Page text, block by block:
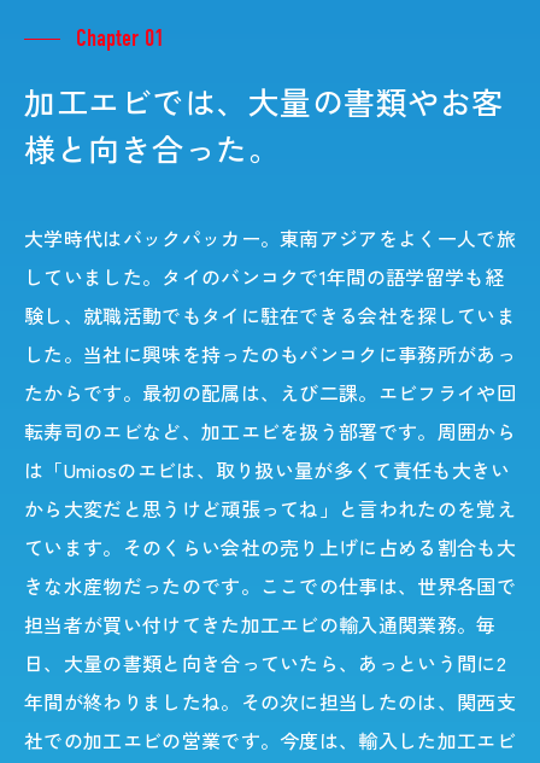
Chapter 01
加工エビでは、大量の書類やお客
様と向き合った。
大学時代はバックパッカー。東南アジアをよく一人で旅
していました。タイのバンコクで1年間の語学留学も経
験し、就職活動でもタイに駐在できる会社を探していま
した。当社に興味を持ったのもバンコクに事務所があっ
たからです。最初の配属は、えび二課。エビフライや回
転寿司のエビなど、加工エビを扱う部署です。周囲から
は「Umiosのエビは、取り扱い量が多くて責任も大きい
から大変だと思うけど頑張ってね」と言われたのを覚え
ています。そのくらい会社の売り上げに占める割合も大
きな水産物だったのです。ここでの仕事は、世界各国で
担当者が買い付けてきた加工エビの輸入通関業務。毎
日、大量の書類と向き合っていたら、あっという間に2
年間が終わりましたね。その次に担当したのは、関西支
社での加工エビの営業です。今度は、輸入した加工エビ